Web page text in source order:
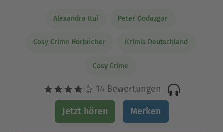
Alexandra Kui Peter Godazgar
Cosy Crime Hörbücher Krimis Deutschland
Cosy Crime
14 Bewertungen
Jetzt hören Merken